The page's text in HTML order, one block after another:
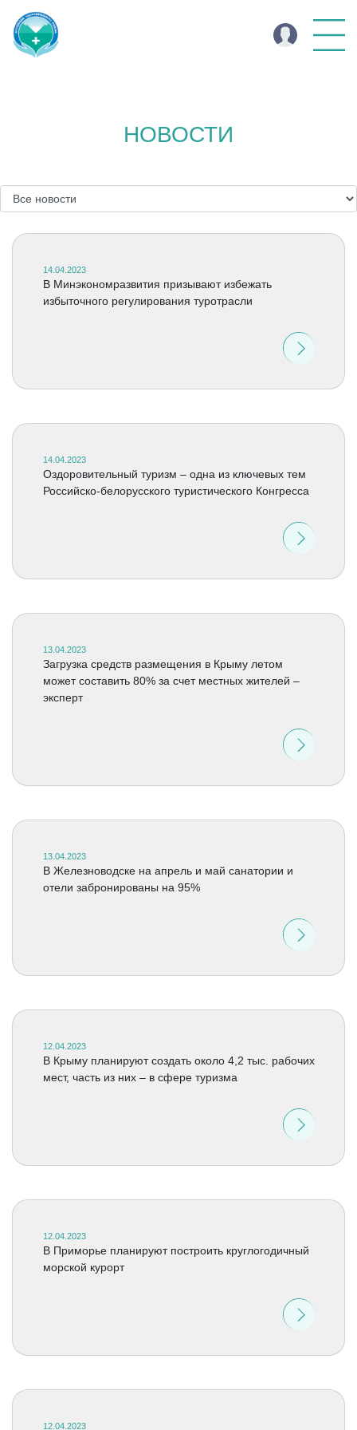
НОВОСТИ
14.04.2023
В Минэкономразвития призывают избежать
избыточного регулирования туротрасли
14.04.2023
Оздоровительный туризм – одна из ключевых тем
Российско-белорусского туристического Конгресса
13.04.2023
Загрузка средств размещения в Крыму летом
может составить 80% за счет местных жителей –
эксперт
13.04.2023
В Железноводске на апрель и май санатории и
отели забронированы на 95%
12.04.2023
В Крыму планируют создать около 4,2 тыс. рабочих
мест, часть из них – в сфере туризма
12.04.2023
В Приморье планируют построить круглогодичный
морской курорт
12.04.2023